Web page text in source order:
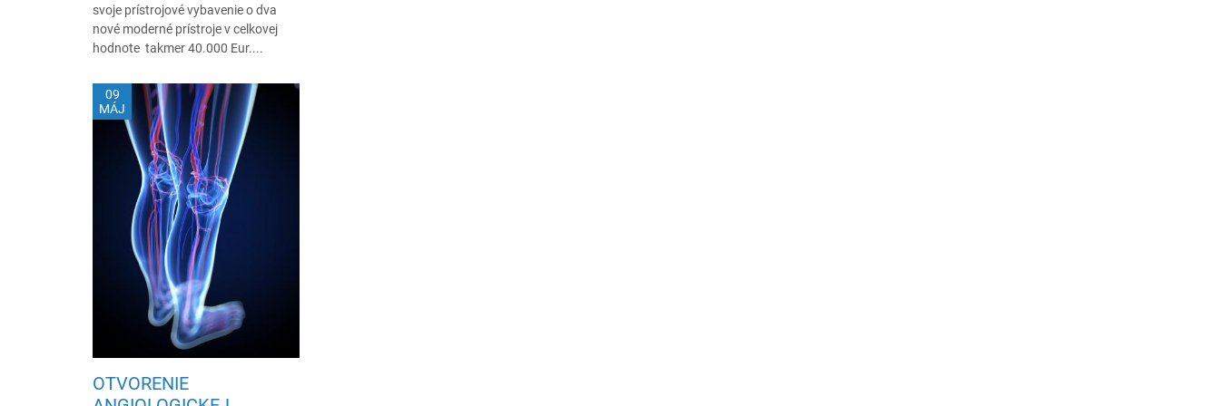
svoje prístrojové vybavenie o dva
nové moderné prístroje v celkovej
hodnote takmer 40.000 Eur....
09
MÁJ
OTVORENIE